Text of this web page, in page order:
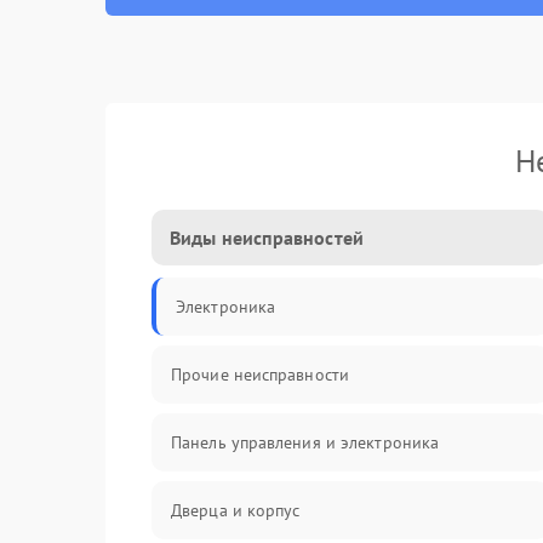
Виды неисправностей
Электроника
Прочие неисправности
Панель управления и электроника
Дверца и корпус